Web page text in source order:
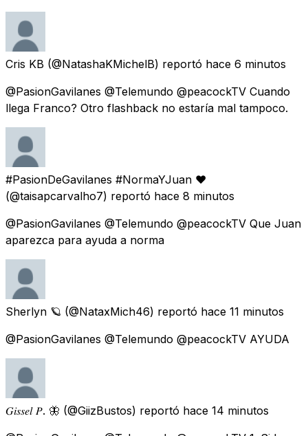
Cris KB (@NatashaKMichelB) reportó hace 6 minutos
@PasionGavilanes @Telemundo @peacockTV Cuando
llega Franco? Otro flashback no estaría mal tampoco.
#PasionDeGavilanes #NormaYJuan ❤️
(@taisapcarvalho7) reportó hace 8 minutos
@PasionGavilanes @Telemundo @peacockTV Que Juan
aparezca para ayuda a norma
Sherlyn 🪐 (@NataxMich46) reportó hace 11 minutos
@PasionGavilanes @Telemundo @peacockTV AYUDA
𝐺𝑖𝑠𝑠𝑒𝑙 𝑃. 🦋 (@GiizBustos) reportó hace 14 minutos